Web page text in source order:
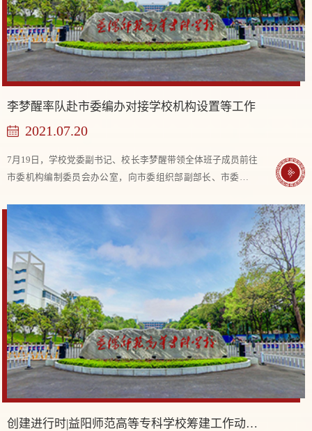
李梦醒率队赴市委编办对接学校机构设置等工作
2021.07.20
7月19日，学校党委副书记、校长李梦醒带领全体班子成员前往
市委机构编制委员会办公室，向市委组织部副部长、市委编办
设益阳师范高等专科学校的关键之年。目...
创建进行时|益阳师范高等专科学校筹建工作动态（一）